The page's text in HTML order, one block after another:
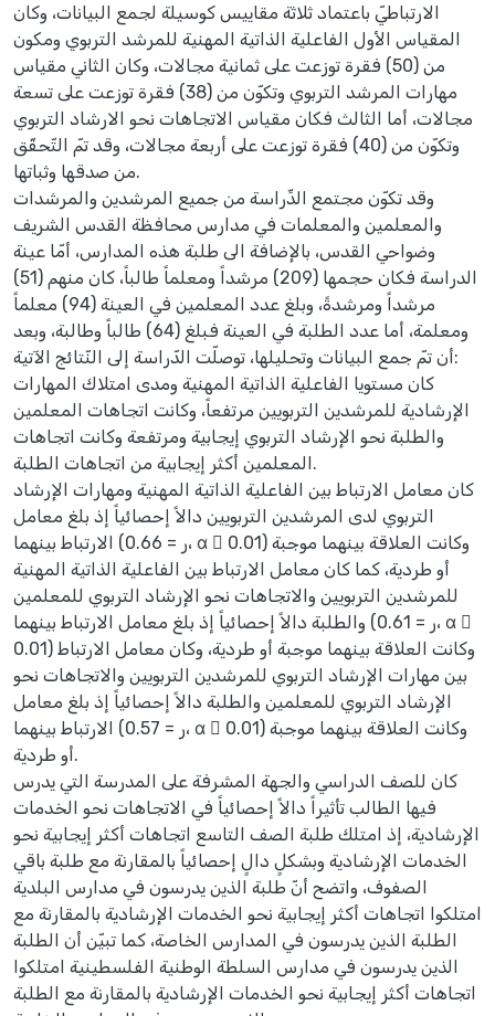
الارتباطيّ باعتماد ثلاثة مقاييس كوسيلة لجمع البيانات، وكان
المقياس الأول الفاعلية الذاتية المهنية للمرشد التربوي ومكون
من (50) فقرة توزعت على ثمانية مجالات، وكان الثاني مقياس
مهارات المرشد التربوي وتكوّن من (38) فقرة توزعت على تسعة
مجالات، أما الثالث فكان مقياس الاتجاهات نحو الارشاد التربوي
وتكوّن من (40) فقرة توزعت على أربعة مجالات، وقد تمّ التّحقّق
من صدقها وثباتها.
وقد تكوّن مجتمع الدِّراسة من جميع المرشدين والمرشدات
والمعلمين والمعلمات في مدارس محافظة القدس الشريف
وضواحي القدس، بالإضافة الى طلبة هذه المدارس، أمّا عينة
الدراسة فكان حجمها (209) مرشداً ومعلماً طالباً، كان منهم (51)
مرشداً ومرشدةً، وبلغ عدد المعلمين في العينة (94) معلماً
ومعلمة، أما عدد الطلبة في العينة فبلغ (64) طالباً وطالبة، وبعد
أن تمّ جمع البيانات وتحليلها، توصلّت الدّراسة إلى النّتائج الآتية:
كان مستويا الفاعلية الذاتية المهنية ومدى امتلاك المهارات
الإرشادية للمرشدين التربويين مرتفعاً، وكانت اتجاهات المعلمين
والطلبة نحو الإرشاد التربوي إيجابية ومرتفعة وكانت اتجاهات
المعلمين أكثر إيجابية من اتجاهات الطلبة.
كان معامل الارتباط بين الفاعلية الذاتية المهنية ومهارات الإرشاد
التربوي لدى المرشدين التربويين دالاً إحصائياً إذ بلغ معامل
الارتباط بينهما (ر = 0.66، α  0.01) وكانت العلاقة بينهما موجبة
أو طردية، كما كان معامل الارتباط بين الفاعلية الذاتية المهنية
للمرشدين التربويين والاتجاهات نحو الإرشاد التربوي للمعلمين
والطلبة دالاً إحصائياً إذ بلغ معامل الارتباط بينهما (ر = 0.61، α 
0.01) وكانت العلاقة بينهما موجبة أو طردية، وكان معامل الارتباط
بين مهارات الإرشاد التربوي للمرشدين التربويين والاتجاهات نحو
الإرشاد التربوي للمعلمين والطلبة دالاً إحصائياً إذ بلغ معامل
الارتباط بينهما (ر = 0.57، α  0.01) وكانت العلاقة بينهما موجبة
أو طردية.
كان للصف الدراسي والجهة المشرفة على المدرسة التي يدرس
فيها الطالب تأثيراً دالاً إحصائياً في الاتجاهات نحو الخدمات
الإرشادية، إذ امتلك طلبة الصف التاسع اتجاهات أكثر إيجابية نحو
الخدمات الإرشادية وبشكلٍ دالٍ إحصائياً بالمقارنة مع طلبة باقي
الصفوف، واتضح أنّ طلبة الذين يدرسون في مدارس البلدية
امتلكوا اتجاهات أكثر إيجابية نحو الخدمات الإرشادية بالمقارنة مع
الطلبة الذين يدرسون في المدارس الخاصة، كما تبيّن أن الطلبة
الذين يدرسون في مدارس السلطة الوطنية الفلسطينية امتلكوا
اتجاهات أكثر إيجابية نحو الخدمات الإرشادية بالمقارنة مع الطلبة